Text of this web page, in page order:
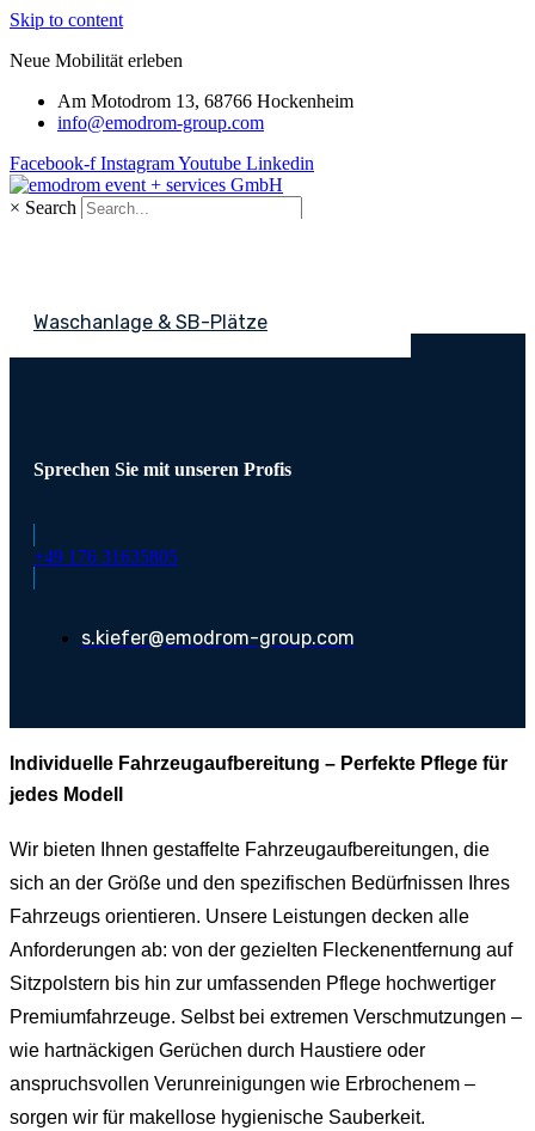
Skip to content
Neue Mobilität erleben
Am Motodrom 13, 68766 Hockenheim
info@emodrom-group.com
Facebook-f InstagramYoutube Linkedin
× Search
Waschanlage & SB-Plätze
Sprechen Sie mit unseren Profis
+49 176 31635805
s.kiefer@emodrom-group.com
Individuelle Fahrzeugaufbereitung – Perfekte Pflege für
jedes Modell
Wir bieten Ihnen gestaffelte Fahrzeugaufbereitungen, die
sich an der Größe und den spezifischen Bedürfnissen Ihres
Fahrzeugs orientieren. Unsere Leistungen decken alle
Anforderungen ab: von der gezielten Fleckenentfernung auf
Sitzpolstern bis hin zur umfassenden Pflege hochwertiger
Premiumfahrzeuge. Selbst bei extremen Verschmutzungen –
wie hartnäckigen Gerüchen durch Haustiere oder
anspruchsvollen Verunreinigungen wie Erbrochenem –
sorgen wir für makellose hygienische Sauberkeit.